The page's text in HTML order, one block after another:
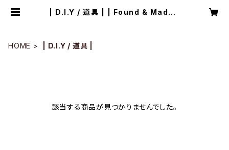
| D.I.Y / 道具 | | Found & Made |
HOME | D.I.Y / 道具 |
該当する商品が見つかりませんでした。